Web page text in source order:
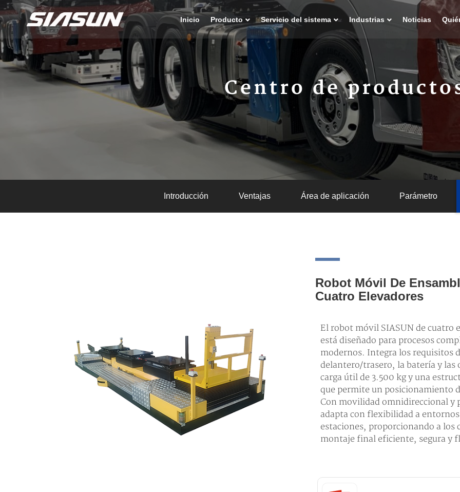
Inicio Producto Servicio del sistema Industrias Noticias
Centro de
Introducción Ventajas Área de aplicación Parámetro
Robot Móvil De
Cuatro Elevadores
El robot móvil SIASUN de cuatro
está diseñado para procesos
modernos. Integra los requisitos
delantero/trasero, la batería y las
carga útil de 3.500 kg y una
que permite un posicionamiento
Con movilidad omnidireccional y
adapta con flexibilidad a
estaciones, proporcionando a
montaje final eficiente, segura y